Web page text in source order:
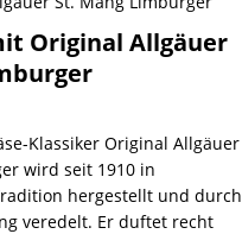
Original Allgäuer
Klassiker Original Allgäuer
wird seit 1910 in
hergestellt und durch
veredelt. Er duftet recht